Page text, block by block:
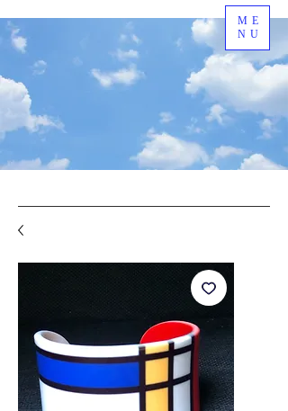
payment in 4
installments
without fees
more info
ME
NU